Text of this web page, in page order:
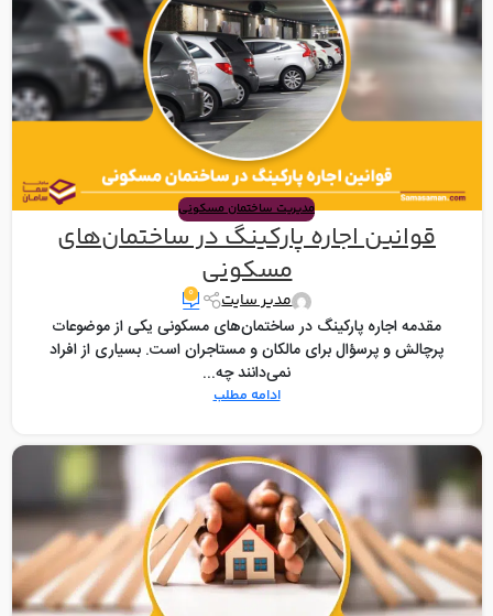
مدیریت ساختمان مسکونی
قوانین اجاره پارکینگ در ساختمان‌های
مسکونی
مدیر سایت ۰
مقدمه اجاره پارکینگ در ساختمان‌های مسکونی یکی از موضوعات
پرچالش و پرسؤال برای مالکان و مستاجران است. بسیاری از افراد
نمی‌دانند چه...
ادامه مطلب